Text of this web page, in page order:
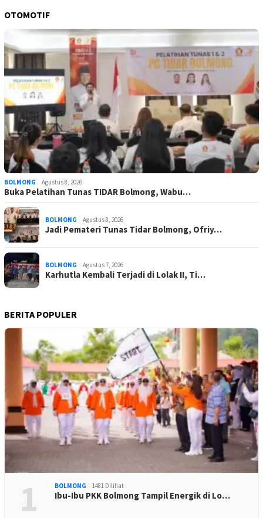
OTOMOTIF
BOLMONG Agustus 8, 2026
Buka Pelatihan Tunas TIDAR Bolmong, Wabu…
BOLMONG Agustus 8, 2026
Jadi Pemateri Tunas Tidar Bolmong, Ofriy…
BOLMONG Agustus 7, 2026
Karhutla Kembali Terjadi di Lolak II, Ti…
BERITA POPULER
1 BOLMONG 1481 Dilihat
Ibu-Ibu PKK Bolmong Tampil Energik di Lo…